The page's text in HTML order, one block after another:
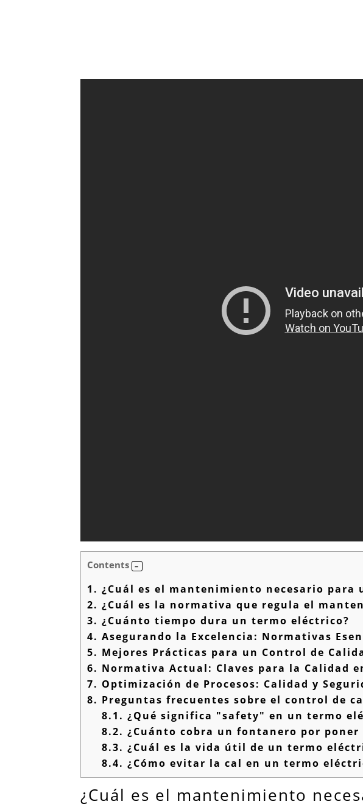
Contents
1. ¿Cuál es el mantenimiento necesario para
2. ¿Cuál es la normativa que regula el
3. ¿Cuánto tiempo dura un termo eléctrico?
4. Asegurando la Excelencia: Normativas
5. Mejores Prácticas para un Control de
6. Normativa Actual: Claves para la Calidad
7. Optimización de Procesos: Calidad y
8. Preguntas frecuentes sobre el control de
8.1. ¿Qué significa "safety" en un termo
8.2. ¿Cuánto cobra un fontanero por
8.3. ¿Cuál es la vida útil de un termo
8.4. ¿Cómo evitar la cal en un termo
¿Cuál es el mantenimiento